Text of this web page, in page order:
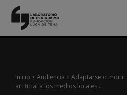
Inicio Audiencia
Adaptarse o morir:
artificial a los medios locales...